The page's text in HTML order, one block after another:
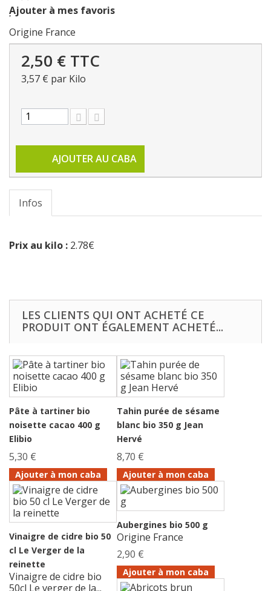
Ajouter à mes favoris
Origine France
2,50 € TTC
3,57 € par Kilo
AJOUTER AU CABA
Infos
Prix au kilo : 2.78€
LES CLIENTS QUI ONT ACHETÉ CE
PRODUIT ONT ÉGALEMENT ACHETÉ...
Pâte à tartiner bio
noisette cacao 400 g
Elibio
5,30 €
Ajouter à mon caba
Tahin purée de sésame
blanc bio 350 g Jean
Hervé
8,70 €
Ajouter à mon caba
Vinaigre de cidre bio 50
cl Le Verger de la
reinette
Vinaigre de cidre bio
50cl Le verger de la...
Aubergines bio 500 g
Origine France
2,90 €
Ajouter à mon caba